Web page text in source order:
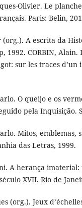
Olivier. Le
Paris: Belin,
(org.). A escrita da
1992. CORBIN,
sur les traces
O queijo e os
pela Inquisição.
Mitos,
das Letras, 1999.
A herança
XVII. Rio de
(org.). Jeux